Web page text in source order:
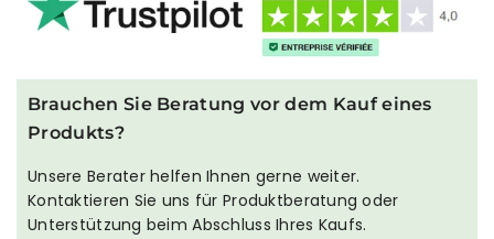
Brauchen Sie Beratung vor dem Kauf eines
Produkts?
Unsere Berater helfen Ihnen gerne weiter.
Kontaktieren Sie uns für Produktberatung oder
Unterstützung beim Abschluss Ihres Kaufs.